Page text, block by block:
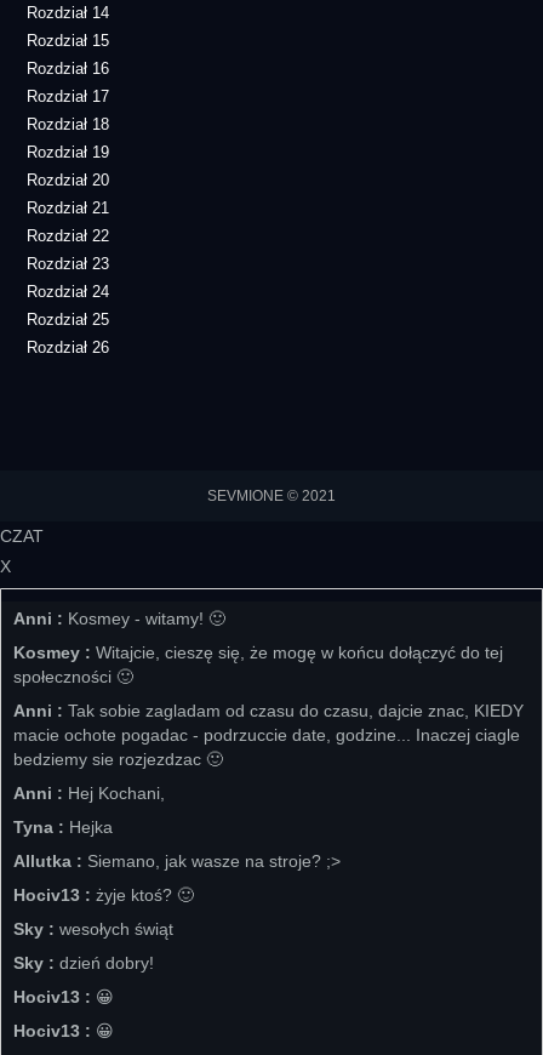
Rozdział 14
Rozdział 15
Rozdział 16
Rozdział 17
Rozdział 18
Rozdział 19
Rozdział 20
Rozdział 21
Rozdział 22
Rozdział 23
Rozdział 24
Rozdział 25
Rozdział 26
SEVMIONE © 2021
CZAT
X
Anni : Kosmey - witamy! 🙂
Kosmey : Witajcie, cieszę się, że mogę w końcu dołączyć do tej
społeczności 🙂
Anni : Tak sobie zagladam od czasu do czasu, dajcie znac, KIEDY
macie ochote pogadac - podrzuccie date, godzine... Inaczej ciagle
bedziemy sie rozjezdzac 🙂
Anni : Hej Kochani,
Tyna : Hejka
Allutka : Siemano, jak wasze na stroje? ;>
Hociv13 : żyje ktoś? 🙂
Sky : wesołych świąt
Sky : dzień dobry!
Hociv13 : 😀
Hociv13 : 😀